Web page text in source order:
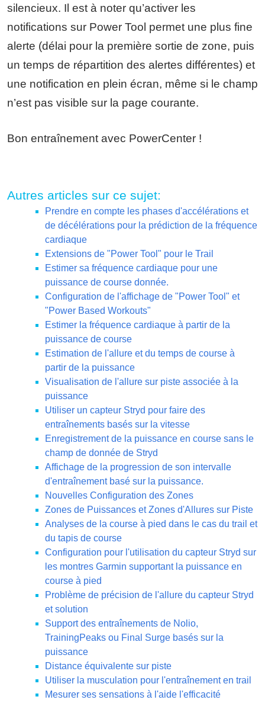
silencieux. Il est à noter qu’activer les
notifications sur Power Tool permet une plus fine
alerte (délai pour la première sortie de zone, puis
un temps de répartition des alertes différentes) et
une notification en plein écran, même si le champ
n’est pas visible sur la page courante.
Bon entraînement avec PowerCenter !
Autres articles sur ce sujet:
Prendre en compte les phases d'accélérations et
de décélérations pour la prédiction de la fréquence
cardiaque
Extensions de "Power Tool" pour le Trail
Estimer sa fréquence cardiaque pour une
puissance de course donnée.
Configuration de l'affichage de "Power Tool" et
"Power Based Workouts"
Estimer la fréquence cardiaque à partir de la
puissance de course
Estimation de l'allure et du temps de course à
partir de la puissance
Visualisation de l'allure sur piste associée à la
puissance
Utiliser un capteur Stryd pour faire des
entraînements basés sur la vitesse
Enregistrement de la puissance en course sans le
champ de donnée de Stryd
Affichage de la progression de son intervalle
d'entraînement basé sur la puissance.
Nouvelles Configuration des Zones
Zones de Puissances et Zones d'Allures sur Piste
Analyses de la course à pied dans le cas du trail et
du tapis de course
Configuration pour l'utilisation du capteur Stryd sur
les montres Garmin supportant la puissance en
course à pied
Problème de précision de l'allure du capteur Stryd
et solution
Support des entraînements de Nolio,
TrainingPeaks ou Final Surge basés sur la
puissance
Distance équivalente sur piste
Utiliser la musculation pour l'entraînement en trail
Mesurer ses sensations à l'aide l'efficacité